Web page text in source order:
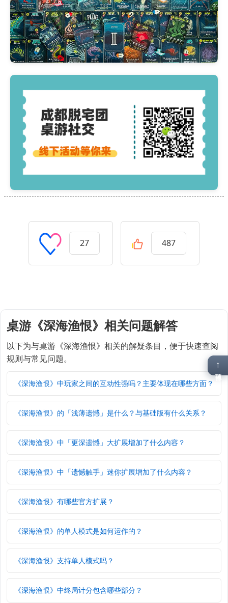
27 487
桌游《深海渔恨》相关问题解答
以下为与桌游《深海渔恨》相关的解疑条目，便于快速查阅
规则与常见问题。
《深海渔恨》中玩家之间的互动性强吗？主要体现在哪些方面？
《深海渔恨》的「浅薄遗憾」是什么？与基础版有什么关系？
《深海渔恨》中「更深遗憾」大扩展增加了什么内容？
《深海渔恨》中「遗憾触手」迷你扩展增加了什么内容？
《深海渔恨》有哪些官方扩展？
《深海渔恨》的单人模式是如何运作的？
《深海渔恨》支持单人模式吗？
《深海渔恨》中终局计分包含哪些部分？
↑